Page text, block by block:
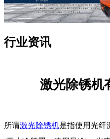
行业资讯
激光除锈机
所谓激光除锈机是指使用光纤